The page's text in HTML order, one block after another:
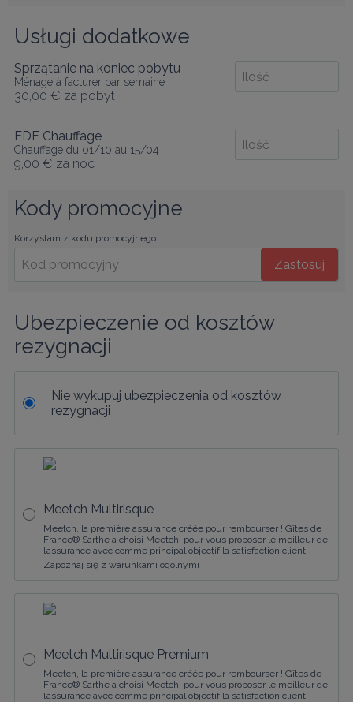
Usługi dodatkowe
Sprzątanie na koniec pobytu
Ménage à facturer par semaine
30,00 € za pobyt
EDF Chauffage
Chauffage du 01/10 au 15/04
9,00 € za noc
Kody promocyjne
Korzystam z kodu promocyjnego
Zastosuj
Ubezpieczenie od kosztów
rezygnacji
Nie wykupuj ubezpieczenia od kosztów
rezygnacji
Meetch Multirisque
Meetch, la première assurance créée pour rembourser ! Gîtes de
France® Sarthe a choisi Meetch, pour vous proposer le meilleur de
l’assurance avec comme principal objectif la satisfaction client.
Zapoznaj się z warunkami ogólnymi
Meetch Multirisque Premium
Meetch, la première assurance créée pour rembourser ! Gîtes de
France® Sarthe a choisi Meetch, pour vous proposer le meilleur de
l’assurance avec comme principal objectif la satisfaction client.